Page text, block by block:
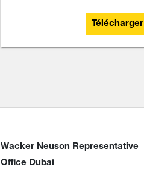
Télécharger
Wacker Neuson Representative
Office Dubai